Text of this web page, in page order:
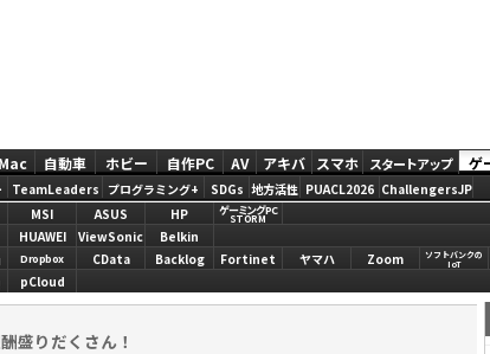
自動車 ホビー 自作PC AV アキバ スマホ スタートアップ ゲ
TeamLeaders プログラミング+ SDGs 地方活性 PUACL2026 ChallengersJP
MSI ASUS HP ゲーミングPC
STORM
HUAWEI ViewSonic Belkin
Dropbox CData Backlog Fortinet ヤマハ Zoom
ソフトバンクの
IoT
pCloud
盛りだくさん！